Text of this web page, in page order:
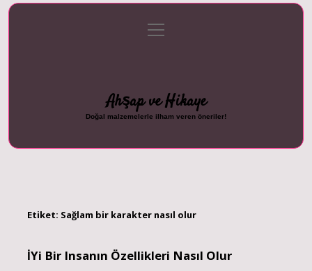
Gizlilik Politikası
menüyü
aç
Ahşap ve Hikaye
Doğal malzemelerle ilham veren öneriler!
Etiket: Sağlam bir karakter nasıl olur
İYi Bir Insanın Özellikleri Nasıl Olur